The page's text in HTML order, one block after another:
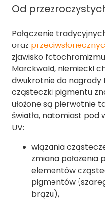
Od
Połączenie
oraz
zjawisko
Marckwald, niemiecki
dwukrotnie do nagrody
cząsteczki pigmentu
ułożone są pierwotnie
światła, natomiast pod
UV:
wiązania
zmiana położenia
elementów
pigmentów
brązu),